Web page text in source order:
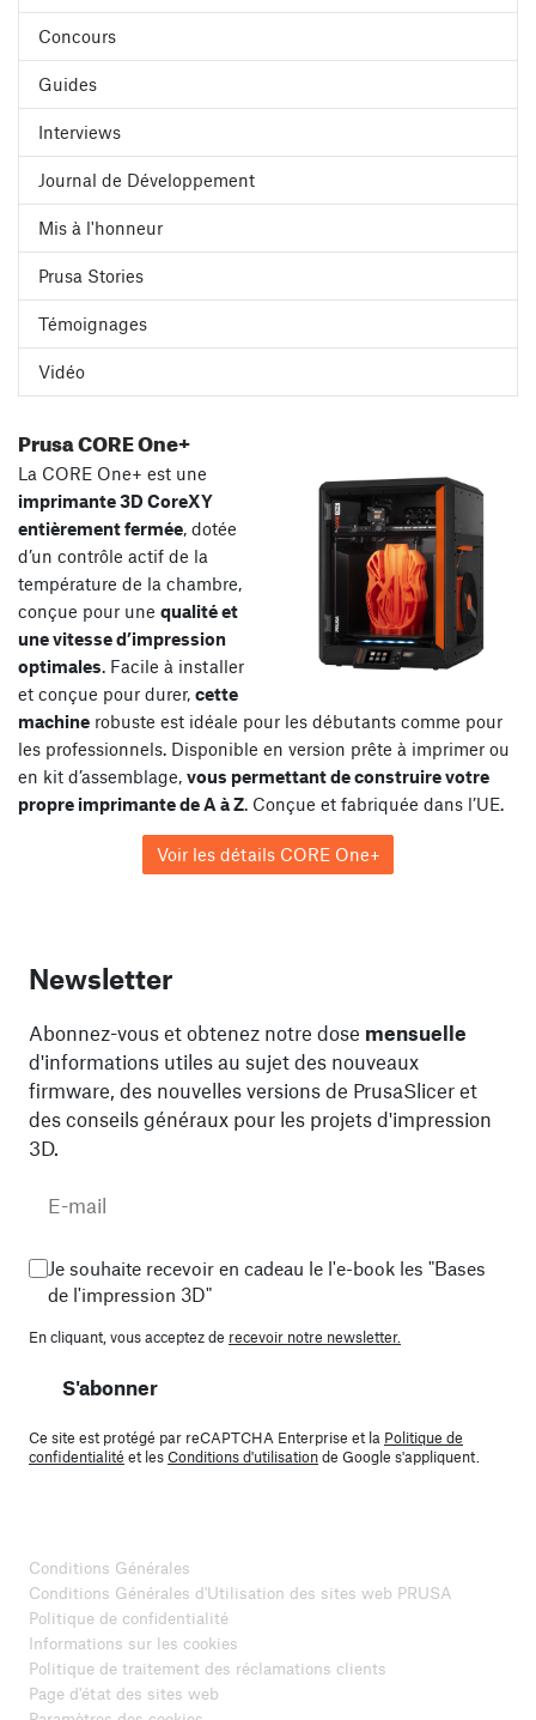
Concours
Guides
Interviews
Journal de Développement
Mis à l'honneur
Prusa Stories
Témoignages
Vidéo
Prusa CORE One+
La CORE One+ est une
imprimante 3D CoreXY
entièrement fermée, dotée
d’un contrôle actif de la
température de la chambre,
conçue pour une qualité et
une vitesse d’impression
optimales. Facile à installer
et conçue pour durer, cette
machine robuste est idéale pour les débutants comme pour
les professionnels. Disponible en version prête à imprimer ou
en kit d’assemblage, vous permettant de construire votre
propre imprimante de A à Z. Conçue et fabriquée dans l’UE.
Voir les détails CORE One+
Newsletter
Abonnez-vous et obtenez notre dose mensuelle
d'informations utiles au sujet des nouveaux
firmware, des nouvelles versions de PrusaSlicer et
des conseils généraux pour les projets d'impression
3D.
Je souhaite recevoir en cadeau le l'e-book les "Bases
de l'impression 3D"
En cliquant, vous acceptez de recevoir notre newsletter.
S'abonner
Ce site est protégé par reCAPTCHA Enterprise et la Politique de
confidentialité et lesConditions d'utilisationde Google s'appliquent.
Conditions Générales
Conditions Générales d'Utilisation des sites web PRUSA
Politique de confidentialité
Informations sur les cookies
Politique de traitement des réclamations clients
Page d'état des sites web